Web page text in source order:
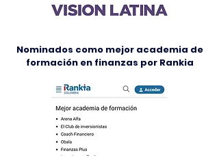
Nominados como mejor academia de
formación en finanzas por Rankia